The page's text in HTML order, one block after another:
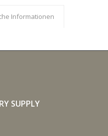
Informationen
SUPPLY